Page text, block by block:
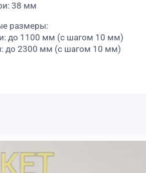
38 мм
размеры:
до 1100 мм (с шагом 10 мм)
до 2300 мм (с шагом 10 мм)